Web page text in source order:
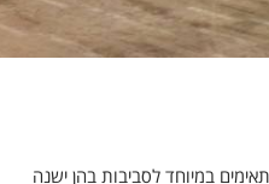
במיוחד לסביבות בהן ישנה